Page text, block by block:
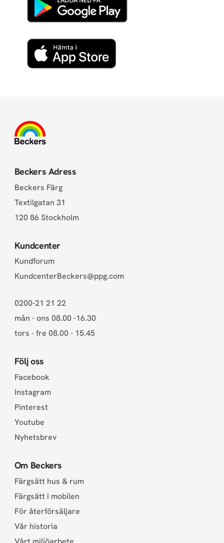
Beckers Adress
Beckers Färg
Textilgatan 31
120 86 Stockholm
Kundcenter
Kundforum
KundcenterBeckers@ppg.com
0200-21 21 22
mån - ons 08.00 -16.30
tors - fre 08.00 - 15.45
Följ oss
Facebook
Instagram
Pinterest
Youtube
Nyhetsbrev
Om Beckers
Färgsätt hus & rum
Färgsätt i mobilen
För återförsäljare
Vår historia